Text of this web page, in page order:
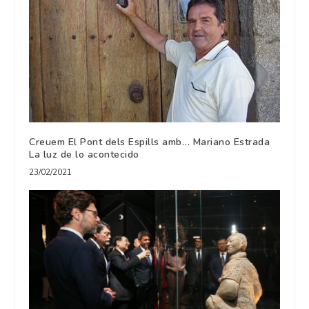
Creuem El Pont dels Espills amb… Mariano Estrada
La luz de lo acontecido
23/02/2021